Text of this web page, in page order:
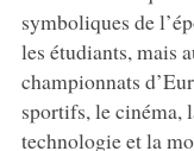
symboliques de
les étudiants, mais
championnats
sportifs, le cinéma,
technologie et la